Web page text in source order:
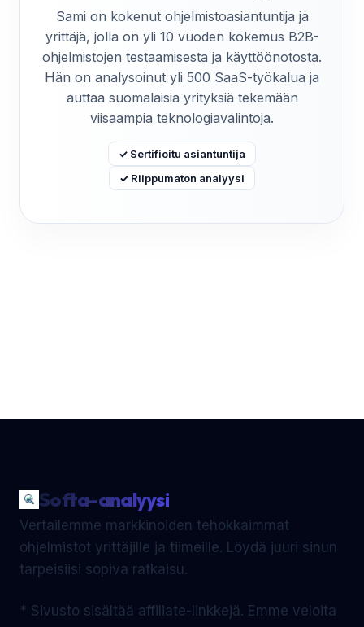
Sami on kokenut ohjelmistoasiantuntija ja
yrittäjä, jolla on yli 10 vuoden kokemus B2B-
ohjelmistojen testaamisesta ja käyttöönotosta.
Hän on analysoinut yli 500 SaaS-työkalua ja
auttaa suomalaisia yrityksiä tekemään
viisaampia teknologiavalintoja.
✓ Sertifioitu asiantuntija
✓ Riippumaton analyysi
Softa-analyysi
Vertailemme markkinoiden tehokkaimmat
ohjelmistot yrittäjille ja tiimeille. Löydä juuri sinun
tarpeisiisi sopiva ratkaisu.
* Sivusto sisältää affiliate-linkkejä. Emme veloita